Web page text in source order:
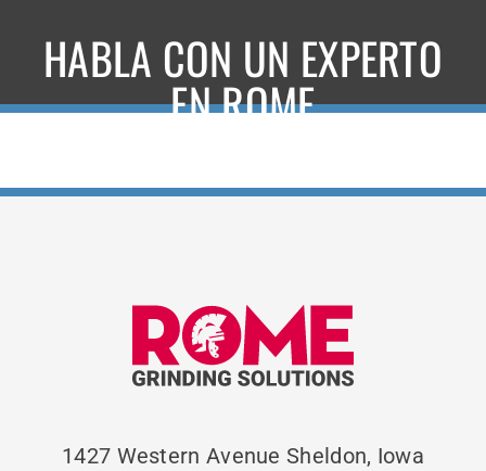
HABLA CON UN EXPERTO
EN ROME
1427 Western Avenue Sheldon, Iowa